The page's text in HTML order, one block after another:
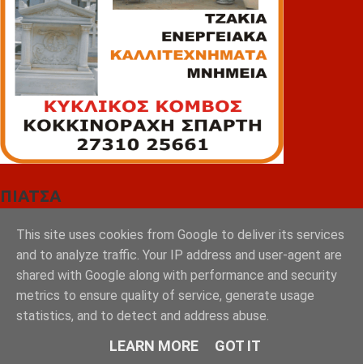
ΠΙΑΤΣΑ
This site uses cookies from Google to deliver its services
and to analyze traffic. Your IP address and user-agent are
shared with Google along with performance and security
metrics to ensure quality of service, generate usage
statistics, and to detect and address abuse.
LEARN MORE GOT IT